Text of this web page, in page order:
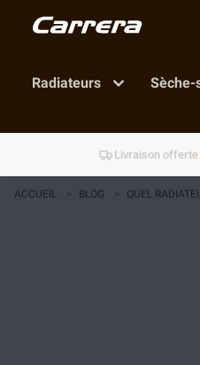
Radiateurs Sèche-
Livraison offerte
ACCUEIL > BLOG > QUEL